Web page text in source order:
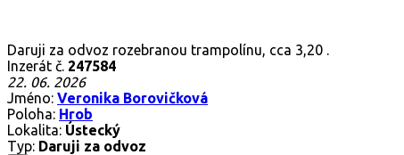
Daruji za odvoz rozebranou trampolínu, cca 3,20 .
Inzerát č. 247584
22. 06. 2026
Jméno: Veronika Borovičková
Poloha: Hrob
Lokalita: Ústecký
Typ: Daruji za odvoz